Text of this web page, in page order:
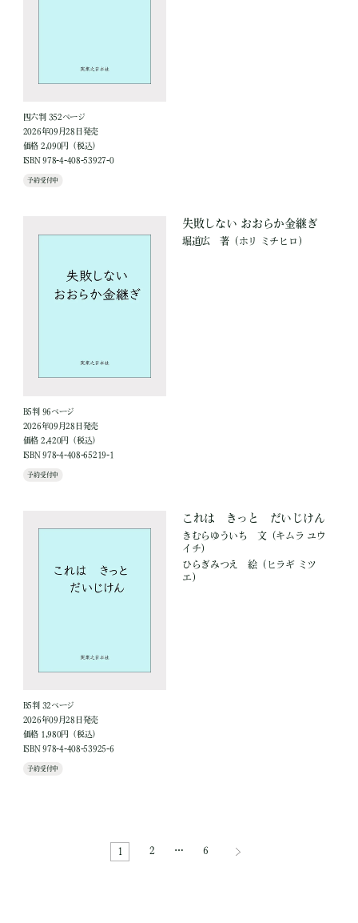
四六判 352ページ
2026年09月28日発売
価格 2,090円（税込）
ISBN 978-4-408-53927-0
予約受付中
B5判 96ページ
2026年09月28日発売
価格 2,420円（税込）
ISBN 978-4-408-65219-1
予約受付中
失敗しない おおらか金継ぎ
堀道広 著（ホリ ミチヒロ）
B5判 32ページ
2026年09月28日発売
価格 1,980円（税込）
ISBN 978-4-408-53925-6
予約受付中
これは きっと だいじけん
きむらゆういち 文（キムラ ユウ
イチ）
ひらぎみつえ
絵（ヒラギ ミツ
エ）
1 2 … 6